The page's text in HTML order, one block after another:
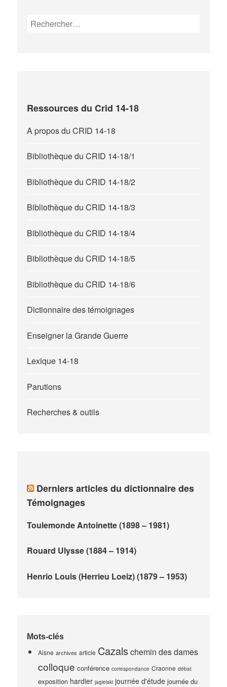
Rechercher :
Ressources du Crid 14-18
A propos du CRID 14-18
Bibliothèque du CRID 14-18/1
Bibliothèque du CRID 14-18/2
Bibliothèque du CRID 14-18/3
Bibliothèque du CRID 14-18/4
Bibliothèque du CRID 14-18/5
Bibliothèque du CRID 14-18/6
Dictionnaire des témoignages
Enseigner la Grande Guerre
Lexique 14-18
Parutions
Recherches & outils
Derniers articles du dictionnaire des
Témoignages
Toulemonde Antoinette (1898 – 1981)
Rouard Ulysse (1884 – 1914)
Henrio Louis (Herrieu Loeiz) (1879 – 1953)
Mots-clés
Aisne archives article Cazals chemin des dames
colloque conférence correspondance Craonne débat
exposition hardier jagielski journée d'étude journée du